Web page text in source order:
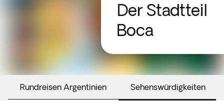
Der Stadtteil
Boca
Rundreisen Argentinien Sehenswürdigkeiten